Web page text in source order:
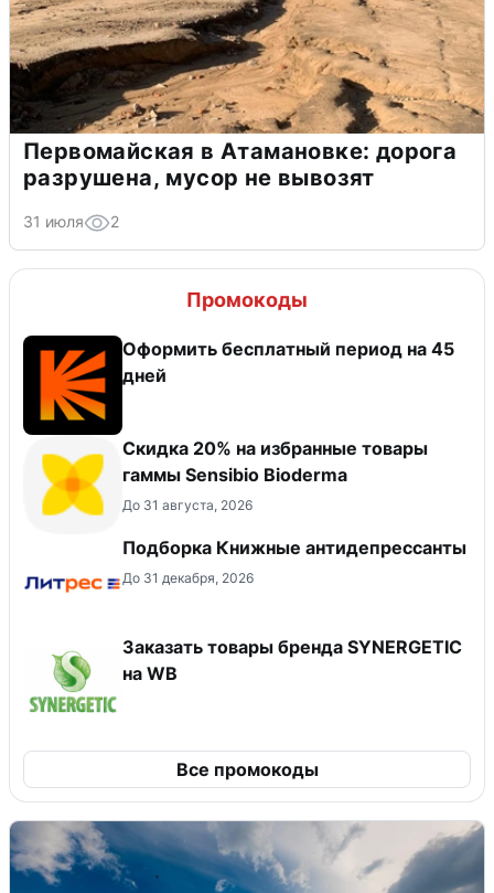
Первомайская в Атамановке: дорога
разрушена, мусор не вывозят
31 июля 2
Промокоды
Оформить бесплатный период на 45
дней
Скидка 20% на избранные товары
гаммы Sensibio Bioderma
До 31 августа, 2026
Подборка Книжные антидепрессанты
До 31 декабря, 2026
Заказать товары бренда SYNERGETIC
на WB
Все промокоды